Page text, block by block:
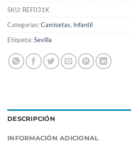
SKU: REF031K
Categorías:Camisetas, Infantil
Etiqueta:Sevilla
DESCRIPCIÓN
INFORMACIÓN ADICIONAL